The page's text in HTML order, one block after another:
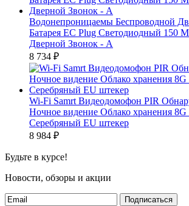
Водонепроницаемы Беспроводной
Батарея ЕС Plug Светодиодный 150
Дверной Звонок - А
8 734 ₽
Wi-Fi Samrt Видеодомофон PIR
Ночное видение Облако хранения 8G
Серебряный EU штекер
8 984 ₽
Будьте в курсе!
Новости, обзоры и акции
Подписаться